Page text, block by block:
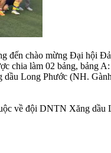
đến chào mừng Đại hội
chia làm 02 bảng, bảng
Long Phước (NH.
về đội DNTN Xăng